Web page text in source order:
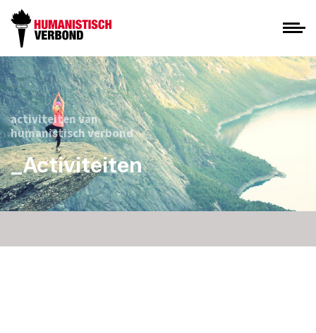
activiteiten van
humanistisch verbond
_Activiteiten